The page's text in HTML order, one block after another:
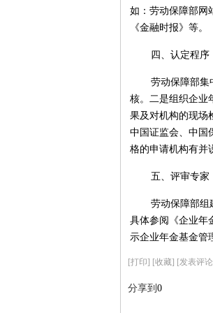
如：劳动保障部网
《金融时报》等。
四、认定程序
劳动保障部集
核。二是组织企业
果及对机构的现场
中国证监会、中国
格的申请机构有并
五、评审专家
劳动保障部组
具体参阅《企业年
示企业年金基金管
[打印] [收藏] [发表评
分享到 0